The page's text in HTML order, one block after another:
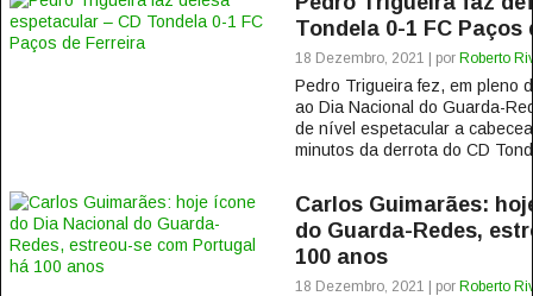
Tondela 0-1 FC Paços
18 Dezembro, 2021 | por Roberto
Pedro Trigueira fez, em pleno
ao Dia Nacional do Guarda-
de nível espetacular a
minutos da derrota do CD
Carlos Guimarães:
do Guarda-Redes,
100 anos
18 Dezembro, 2021 | por Roberto